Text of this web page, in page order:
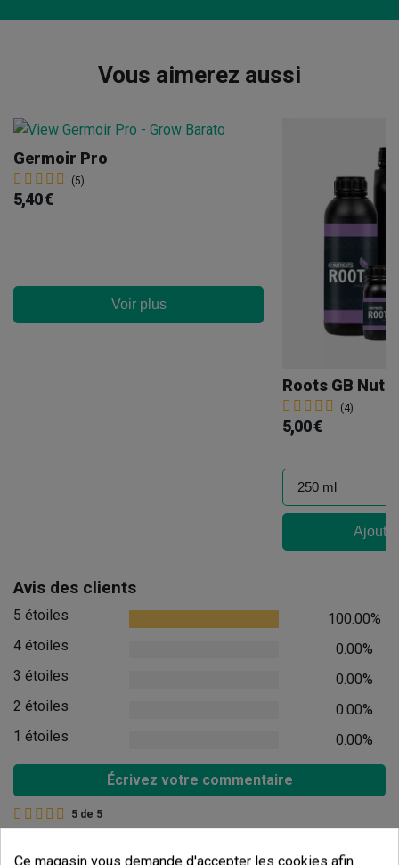
Vous aimerez aussi
Germoir Pro
(5)
5,40 €
Voir plus
Roots GB
(4)
5,00 €
Avis des clients
5 étoiles
100.00%
4 étoiles
0.00%
3 étoiles
0.00%
2 étoiles
0.00%
1 étoiles
0.00%
Écrivez votre commentaire
5 de 5
Ce magasin vous demande d'accepter les cookies afin